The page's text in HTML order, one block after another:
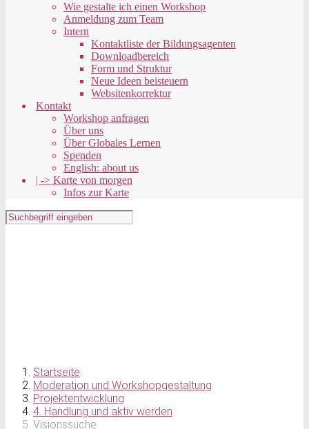
Wie gestalte ich einen Workshop
Anmeldung zum Team
Intern
Kontaktliste der Bildungsagenten
Downloadbereich
Form und Struktur
Neue Ideen beisteuern
Websitenkorrektur
Kontakt
Workshop anfragen
Über uns
Über Globales Lernen
Spenden
English: about us
| -> Karte von morgen
Infos zur Karte
Startseite
Moderation und Workshopgestaltung
Projektentwicklung
4. Handlung und aktiv werden
Visionssuche